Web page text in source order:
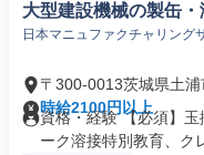
大型建設機械の製缶
日本マニュファクチャリング
〒300-0013茨城県土
時給2100円以上
資格・経験 【必須】
ーク溶接特別教育、ク